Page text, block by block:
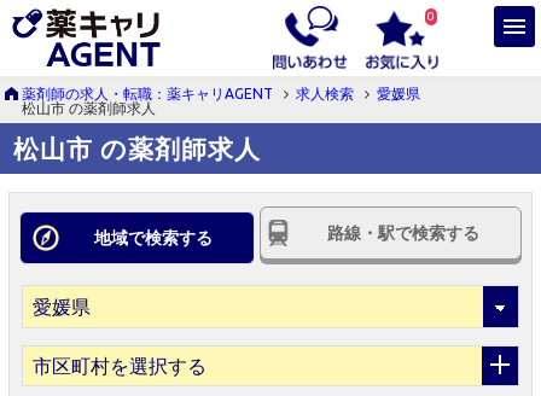
0
薬剤師の求人・転職：薬キャリAGENT 求人検索
愛媛県
松山市 の薬剤師求人
松山市 の薬剤師求人
地域で検索する 路線・駅で検索する
市区町村を選択する